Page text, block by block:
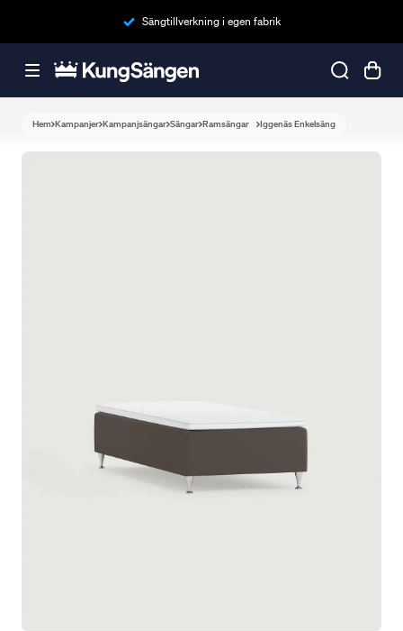
Sängtillverkning i egen fabrik
Hem Kampanjer Kampanjsängar Sängar Ramsängar Iggenäs Enkelsäng